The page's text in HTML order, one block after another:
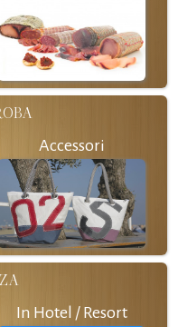
Accessori
In Hotel / Resort